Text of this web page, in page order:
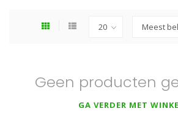
Geen producten
GA VERDER MET